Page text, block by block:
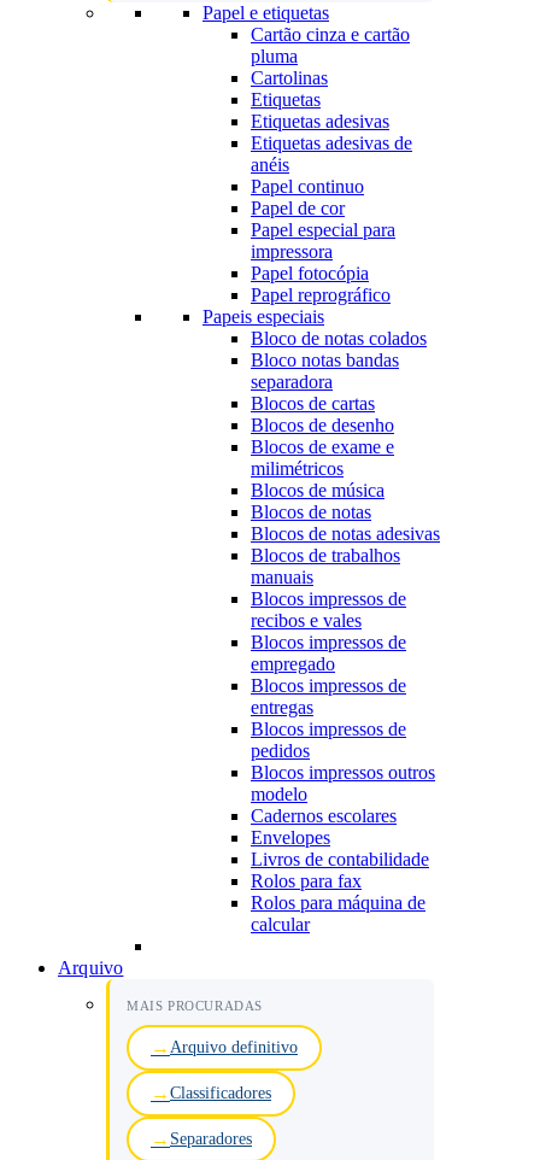
Papel e etiquetas
Cartão cinza e cartão
pluma
Cartolinas
Etiquetas
Etiquetas adesivas
Etiquetas adesivas de
anéis
Papel continuo
Papel de cor
Papel especial para
impressora
Papel fotocópia
Papel reprográfico
Papeis especiais
Bloco de notas colados
Bloco notas bandas
separadora
Blocos de cartas
Blocos de desenho
Blocos de exame e
milimétricos
Blocos de música
Blocos de notas
Blocos de notas adesivas
Blocos de trabalhos
manuais
Blocos impressos de
recibos e vales
Blocos impressos de
empregado
Blocos impressos de
entregas
Blocos impressos de
pedidos
Blocos impressos outros
modelo
Cadernos escolares
Envelopes
Livros de contabilidade
Rolos para fax
Rolos para máquina de
calcular
Arquivo
MAIS PROCURADAS
Arquivo definitivo
Classificadores
Separadores